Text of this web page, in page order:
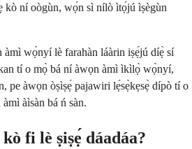
kò ní oògùn, wọ́n sì nílò ìtọ́jú ìṣègùn
àmì wọ̀nyí lè farahàn láàrin iṣẹ́jú díẹ̀ sí
tí o mọ̀ bá ní àwọn àmì ìkìlọ̀ wọ̀nyí,
pe àwọn òṣìṣẹ́ pajawiri lẹ́sẹ̀kẹsẹ̀ dípò tí o
àìsàn bá ń sàn.
fi lè ṣiṣẹ́ dáadáa?